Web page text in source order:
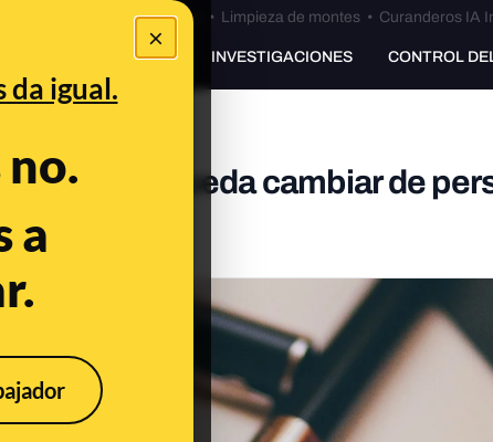
×
da igual.
a
Bulos Ceuta • Limpieza de montes• Curanderos IA
PREBUNKING INVESTIGACIONES CONTROL
de que se pueda cambiar de